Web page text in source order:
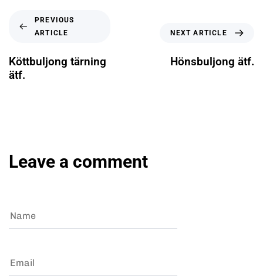
PREVIOUS
ARTICLE
Köttbuljong tärning
ätf.
NEXT ARTICLE
Hönsbuljong ätf.
Leave a comment